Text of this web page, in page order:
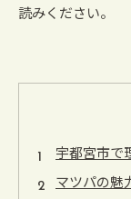
読みください。
宇都宮市で
マツパの魅